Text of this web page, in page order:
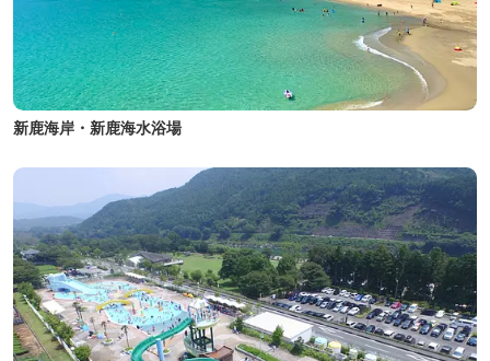
新鹿海岸・新鹿海水浴場